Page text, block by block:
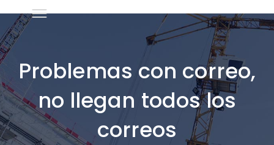
Problemas con correo,
no llegan todos los
correos